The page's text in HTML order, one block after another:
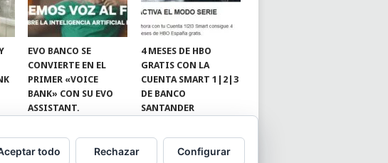
EVO BANCO SE
CONVIERTE EN EL
PRIMER «VOICE
BANK» CON SU EVO
ASSISTANT.
4 MESES DE HBO
GRATIS CON LA
CUENTA SMART 1|2|3
DE BANCO
SANTANDER
todo Rechazar Configurar